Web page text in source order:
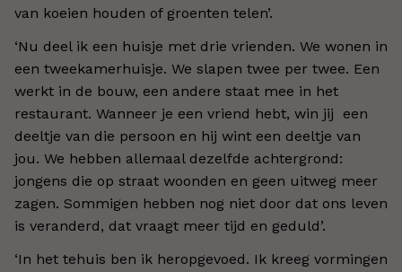
van koeien houden of groenten telen’.
‘Nu deel ik een huisje met drie vrienden. We wonen in
een tweekamerhuisje. We slapen twee per twee. Een
werkt in de bouw, een andere staat mee in het
restaurant. Wanneer je een vriend hebt, win jij een
deeltje van die persoon en hij wint een deeltje van
jou. We hebben allemaal dezelfde achtergrond:
jongens die op straat woonden en geen uitweg meer
zagen. Sommigen hebben nog niet door dat ons leven
is veranderd, dat vraagt meer tijd en geduld’.
‘In het tehuis ben ik heropgevoed. Ik kreeg vormingen